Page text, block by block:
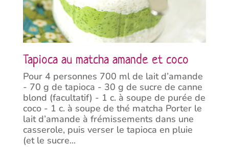
Tapioca au matcha amande et coco
Pour 4 personnes 700 ml de lait d’amande
- 70 g de tapioca - 30 g de sucre de canne
blond (facultatif) - 1 c. à soupe de purée de
coco - 1 c. à soupe de thé matcha Porter le
lait d’amande à frémissements dans une
casserole, puis verser le tapioca en pluie
(et le sucre...